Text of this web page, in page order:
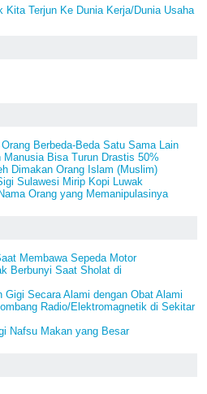
Kita Terjun Ke Dunia Kerja/Dunia Usaha
Berbeda-Beda Satu Sama Lain
Bisa Turun Drastis 50%
Dimakan Orang Islam (Muslim)
Sulawesi Mirip Kopi Luwak
Orang yang Memanipulasinya
Membawa Sepeda Motor
Berbunyi Saat Sholat di
Secara Alami dengan Obat Alami
Radio/Elektromagnetik di Sekitar
Nafsu Makan yang Besar